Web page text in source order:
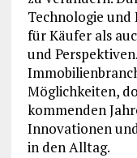
Technologie und
für Käufer als
und
Möglichkeiten,
kommenden
Innovationen
in den Alltag.